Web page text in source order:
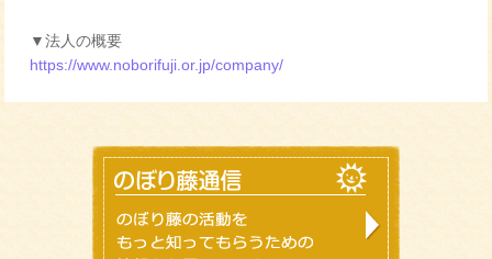
▼法人の概要
https://www.noborifuji.or.jp/company/